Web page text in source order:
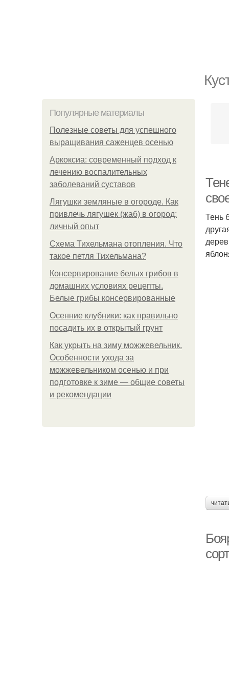
Популярные материалы
Полезные советы для успешного
выращивания саженцев осенью
Аркоксиа: современный подход к
лечению воспалительных
заболеваний суставов
Лягушки земляные в огороде. Как
привлечь лягушек (жаб) в огород:
личный опыт
Схема Тихельмана отопления. Что
такое петля Тихельмана?
Консервирование белых грибов в
домашних условиях рецепты.
Белые грибы консервированные
Осенние клубники: как правильно
посадить их в открытый грунт
Как укрыть на зиму можжевельник.
Особенности ухода за
можжевельником осенью и при
подготовке к зиме — общие советы
и рекомендации
Тень